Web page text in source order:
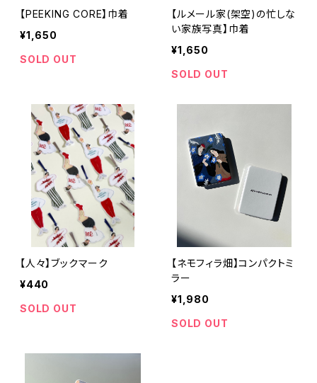
【PEEKING CORE】巾着
¥1,650
SOLD OUT
【ルメール家(架空)の忙しな
い家族写真】巾着
¥1,650
SOLD OUT
【人々】ブックマーク
¥440
SOLD OUT
【ネモフィラ畑】コンパクトミ
ラー
¥1,980
SOLD OUT